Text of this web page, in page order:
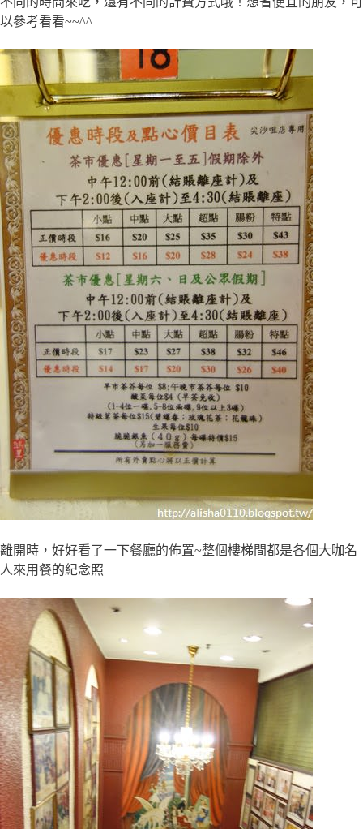
以參考看看~~^^
離開時，好好看了一下餐廳的佈置~整個樓梯間都是各個大咖名
人來用餐的紀念照